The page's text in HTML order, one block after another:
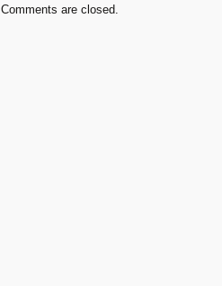
Comments are closed.